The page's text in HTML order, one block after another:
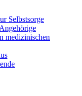
Selbstsorge
medizinischen